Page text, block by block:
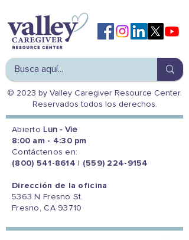
© 2023 by Valley Caregiver Resource Center.
Reservados todos los derechos.
Abierto Lun - Vie
8:00 am - 4:30 pm
Contáctenos en:
(800) 541-8614
(559) 224-9154
Dirección de la oficina
5363 N Fresno St.
Fresno, CA 93710